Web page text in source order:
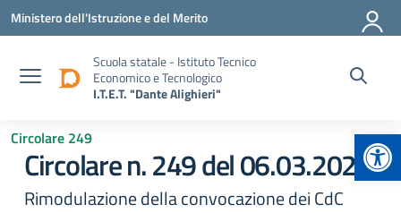
Vai ai contenuti
Vai al menu di navigazione
Vai al footer
Ministero dell'Istruzione e del Merito
Scuola statale - Istituto Tecnico
Economico e Tecnologico
I.T.E.T. "Dante Alighieri"
Circolare 249
Circolare n. 249 del 06.03.2026
Rimodulazione della convocazione dei CdC